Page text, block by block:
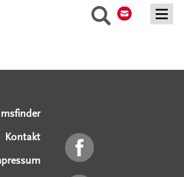
Suche
Kontakt